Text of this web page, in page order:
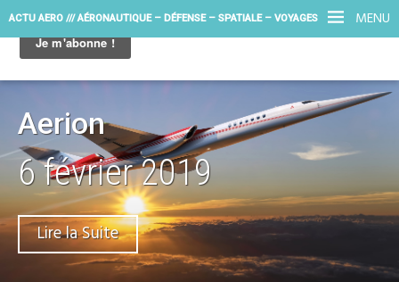
MENU
ACTU AERO /// AÉRONAUTIQUE – DÉFENSE – SPATIALE – VOYAGES
Aerion
6 février 2019
Lire la Suite